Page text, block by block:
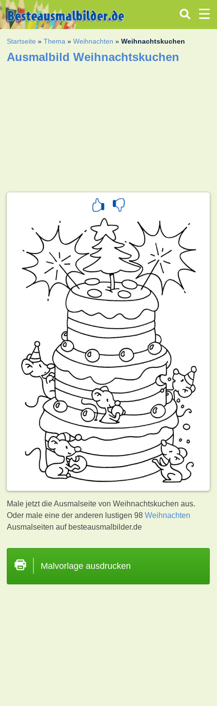
Startseite »Thema »Weihnachten »Weihnachtskuchen
Ausmalbild Weihnachtskuchen
Male jetzt die Ausmalseite von Weihnachtskuchen aus.
Oder male eine der anderen lustigen 98Weihnachten
Ausmalseiten auf besteausmalbilder.de
Malvorlage ausdrucken